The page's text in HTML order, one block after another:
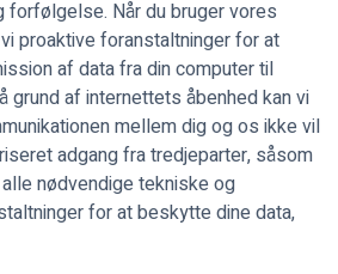
Når du bruger vores
proaktive foranstaltninger for at
af data fra din computer til
grund af internettets åbenhed kan vi
mellem dig og os ikke vil
adgang fra tredjeparter, såsom
nødvendige tekniske og
for at beskytte dine data,